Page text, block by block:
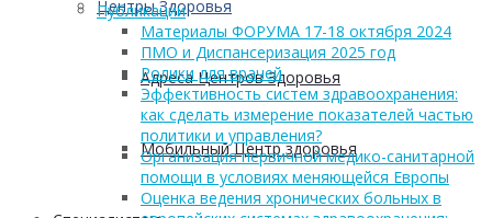
Центры Здоровья
Адреса Центров Здоровья
Мобильный Центр здоровья
Публикации
Материалы ФОРУМА 17-18 октября 2024
ПМО и Диспансеризация 2025 год
Ролики для врачей
Эффективность систем здравоохранения:
как сделать измерение показателей частью
политики и управления?
Организация первичной медико-санитарной
помощи в условиях меняющейся Европы
Оценка ведения хронических больных в